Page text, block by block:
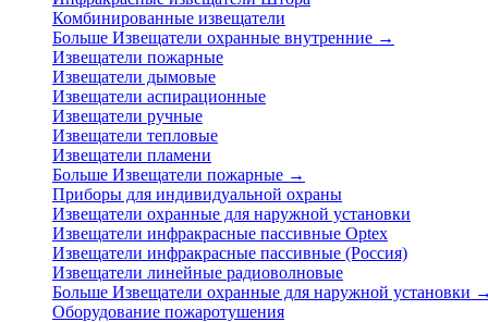
Комбинированные извещатели
Больше Извещатели охранные внутренние →
Извещатели пожарные
Извещатели дымовые
Извещатели аспирационные
Извещатели ручные
Извещатели тепловые
Извещатели пламени
Больше Извещатели пожарные →
Приборы для индивидуальной охраны
Извещатели охранные для наружной установки
Извещатели инфракрасные пассивные Optex
Извещатели инфракрасные пассивные (Россия)
Извещатели линейные радиоволновые
Больше Извещатели охранные для наружной установки →
Оборудование пожаротушения